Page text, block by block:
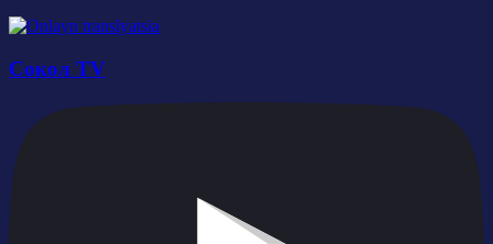
Сокол TV